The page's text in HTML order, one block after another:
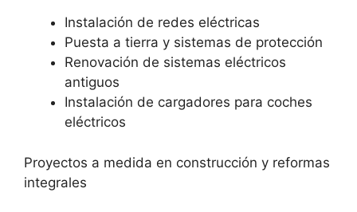
Instalación de redes eléctricas
Puesta a tierra y sistemas de protección
Renovación de sistemas eléctricos
antiguos
Instalación de cargadores para coches
eléctricos
Proyectos a medida en construcción y reformas
integrales